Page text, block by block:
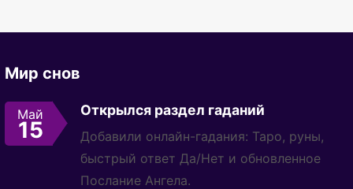
Мир снов
Май
15
Открылся раздел гаданий
Добавили онлайн-гадания: Таро, руны,
быстрый ответ Да/Нет и обновленное
Послание Ангела.